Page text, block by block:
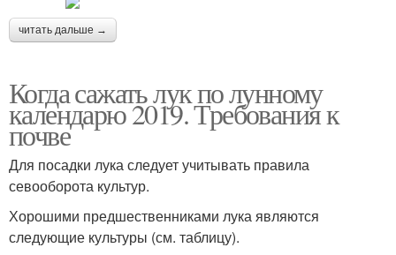
читать дальше →
Когда сажать лук по лунному
календарю 2019. Требования к
почве
Для посадки лука следует учитывать правила
севооборота культур.
Хорошими предшественниками лука являются
следующие культуры (см. таблицу).